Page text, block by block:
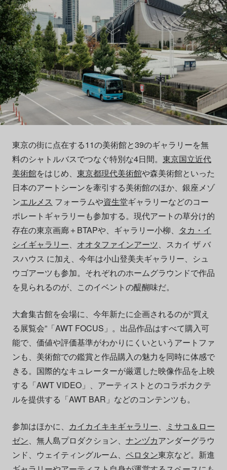
東京の街に点在する11の美術館と39のギャラリーを無
料のシャトルバスでつなぐ特別な4日間。 東京国⽴近代
美術館をはじめ、 東京都現代美術館や森美術館といった
⽇本のアートシーンを牽引する美術館のほか、銀座メゾ
ンエルメス フォーラムや資⽣堂ギャラリーなどのコー
ポレートギャラリーも参加する。現代アートの草分け的
存在の東京画廊＋BTAPや、ギャラリー⼩柳、 タカ・イ
シイギャラリー、 オオタファインアーツ、スカイ ザ バ
スハウス に加え、今年は⼩⼭登美夫ギャラリー、シュ
ウゴアーツも参加。それぞれのホームグラウンドで作品
を見られるのが、このイベントの醍醐味だ。
⼤倉集古館を会場に、今年新たに企画されるのが“買え
る展覧会”「AWT FOCUS」。出品作品はすべて購入可
能で、価値や評価基準がわかりにくいというアートファ
ンも、美術館での鑑賞と作品購⼊の魅力を同時に体感で
きる。国際的なキュレーターが厳選した映像作品を上映
する「AWT VIDEO」、アーティストとのコラボカクテ
ルを提供する「AWT BAR」などのコンテンツも。
参加はほかに、 カイカイキキギャラリー、
ミサコ＆ロー
ゼン、無⼈島プロダクション、 ナンヅカアンダーグラウ
ンド、ウェイティングルーム、 ペロタン東京など。新進